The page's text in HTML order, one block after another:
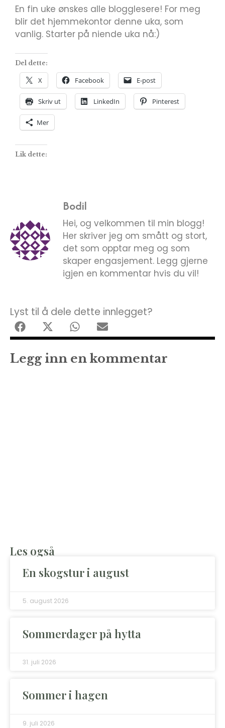
En fin uke ønskes alle blogglesere! For meg
blir det hjemmekontor denne uka, som
vanlig. Starter på niende uka nå:)
Del dette:
X Facebook E-post
Skriv ut LinkedIn Pinterest
Mer
Lik dette:
Bodil
Hei, og velkommen til min blogg!
Her skriver jeg om smått og stort,
det som opptar meg og som
skaper engasjement. Legg gjerne
igjen en kommentar hvis du vil!
Lyst til å dele dette innlegget?
Legg inn en kommentar
Les også
En skogstur i august
5. august 2026
Sommerdager på hytta
31. juli 2026
Sommer i hagen
9. juli 2026